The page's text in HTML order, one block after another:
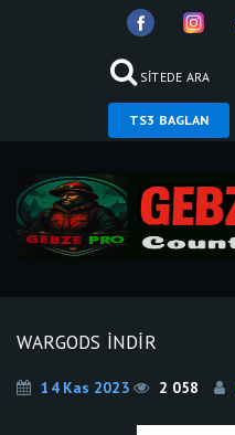
SİTEDE ARA
TS3 BAGLAN
WARGODS İNDİR
14 Kas 2023 2 058